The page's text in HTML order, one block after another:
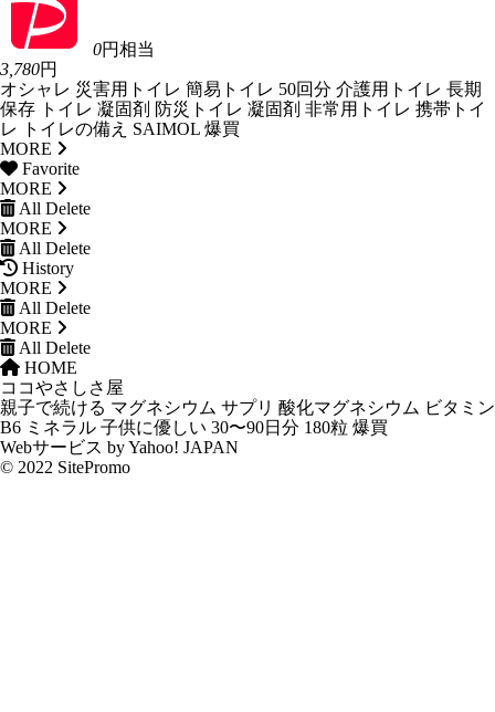
0円相当
3,780円
オシャレ 災害用トイレ 簡易トイレ 50回分 介護用トイレ 長期
保存 トイレ 凝固剤 防災トイレ 凝固剤 非常用トイレ 携帯トイ
レ トイレの備え SAIMOL 爆買
MORE
Favorite
MORE
All Delete
MORE
All Delete
History
MORE
All Delete
MORE
All Delete
HOME
ココやさしさ屋
親子で続ける マグネシウム サプリ 酸化マグネシウム ビタミン
B6 ミネラル 子供に優しい 30〜90日分 180粒 爆買
Webサービス by Yahoo! JAPAN
© 2022 SitePromo